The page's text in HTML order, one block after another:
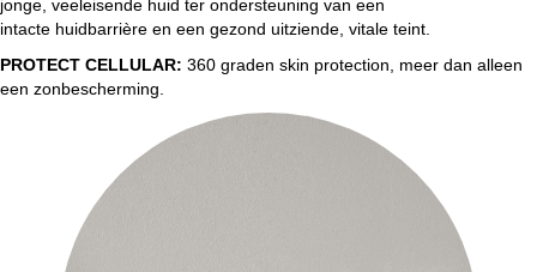
jonge, veeleisende huid ter ondersteuning van een
intacte huidbarrière en een gezond uitziende, vitale teint.
PROTECT CELLULAR: 360 graden skin protection, meer dan alleen
een zonbescherming.